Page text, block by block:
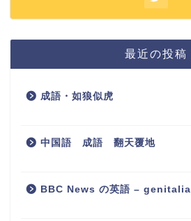
最近の投稿
成語・如狼似虎
中国語 成語 翻天覆地
BBC News の英語 – genitalia